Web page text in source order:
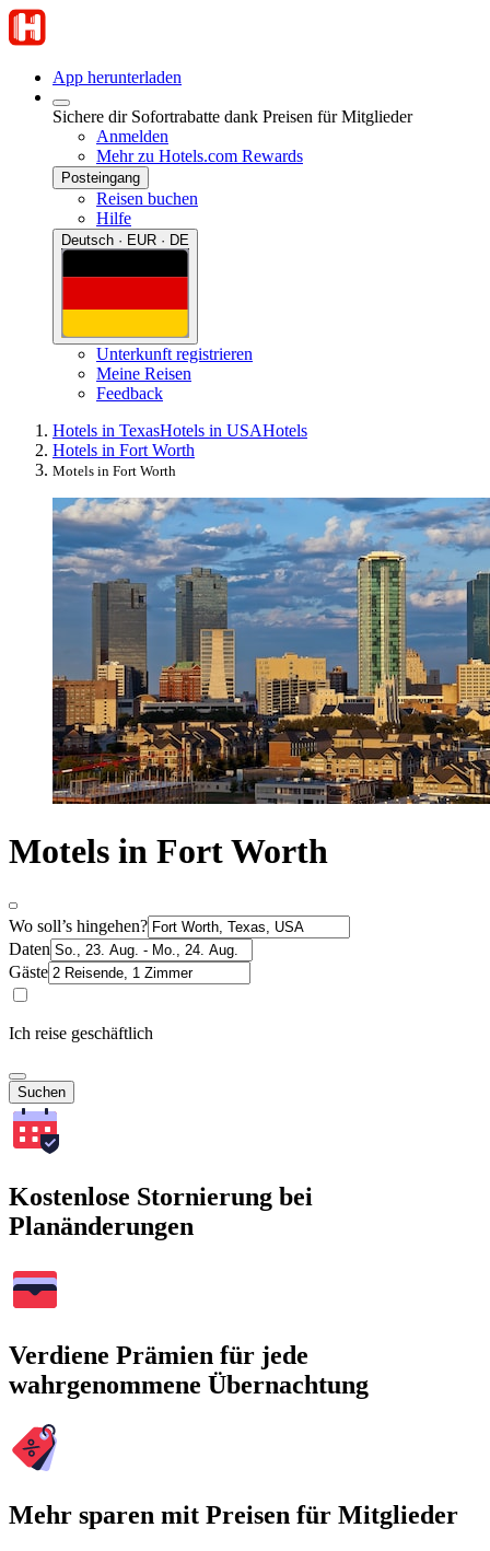
App herunterladen
Sichere dir Sofortrabatte dank Preisen für Mitglieder
Anmelden
Mehr zu Hotels.com Rewards
Posteingang
Reisen buchen
Hilfe
Deutsch · EUR · DE
Unterkunft registrieren
Meine Reisen
Feedback
Hotels in TexasHotels in USAHotels
Hotels in Fort Worth
Motels in Fort Worth
Motels in Fort Worth
Wo soll’s hingehen?
Daten
Gäste
Ich reise geschäftlich
Suchen
Kostenlose Stornierung bei
Planänderungen
Verdiene Prämien für jede
wahrgenommene Übernachtung
Mehr sparen mit Preisen für Mitglieder